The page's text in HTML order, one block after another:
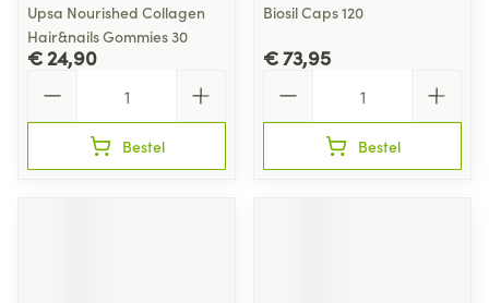
Upsa Nourished Collagen
Hair&nails Gommies 30
€ 24,90
Bestel
Biosil Caps 120
€ 73,95
Bestel